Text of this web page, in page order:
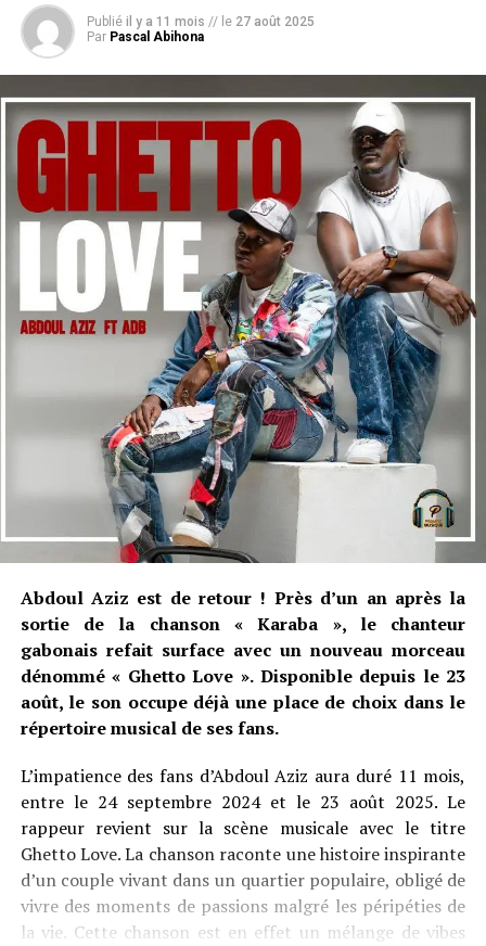
Publié il y a 11 mois // le 27 août 2025
Par Pascal Abihona
Abdoul Aziz est de retour ! Près d’un an après la
sortie de la chanson « Karaba », le chanteur
gabonais refait surface avec un nouveau morceau
dénommé « Ghetto Love ». Disponible depuis le 23
août, le son occupe déjà une place de choix dans le
répertoire musical de ses fans.
L’impatience des fans d’Abdoul Aziz aura duré 11 mois,
entre le 24 septembre 2024 et le 23 août 2025. Le
rappeur revient sur la scène musicale avec le titre
Ghetto Love. La chanson raconte une histoire inspirante
d’un couple vivant dans un quartier populaire, obligé de
vivre des moments de passions malgré les péripéties de
la vie. Cette chanson est en effet un mélange de vibes